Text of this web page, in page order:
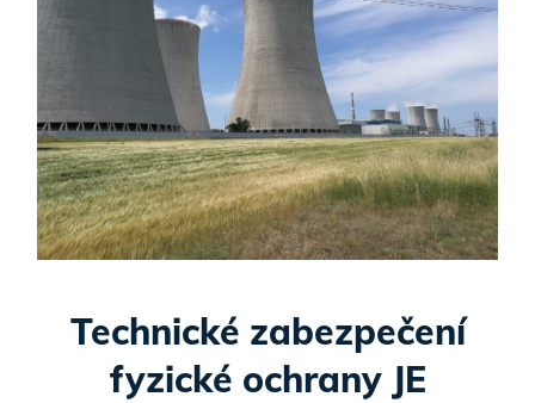
Technické zabezpečení
fyzické ochrany JE